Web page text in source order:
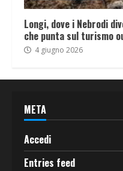
Longi, dove i Nebrodi
che punta sul turismo
4 giugno 2026
META
Accedi
Entries feed